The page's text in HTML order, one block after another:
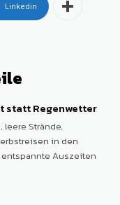
Linkedin
statt Regenwetter
leere Strände,
in den
Auszeiten